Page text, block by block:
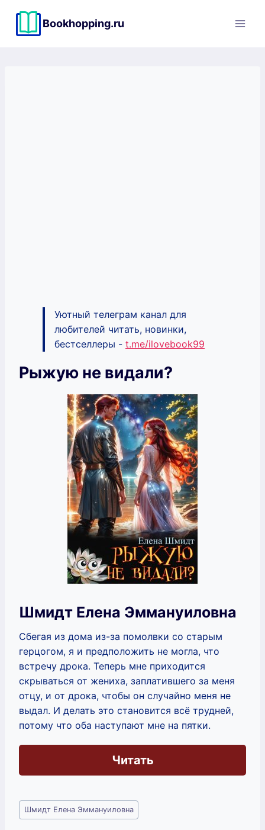
содержимому
Bookhopping.ru
Уютный телеграм канал для
любителей читать, новинки,
бестселлеры - t.me/ilovebook99
Рыжую не видали?
Шмидт Елена Эммануиловна
Сбегая из дома из-за помолвки со старым
герцогом, я и предположить не могла, что
встречу дрока. Теперь мне приходится
скрываться от жениха, заплатившего за меня
отцу, и от дрока, чтобы он случайно меня не
выдал. И делать это становится всё трудней,
потому что оба наступают мне на пятки.
Читать
Метки
записи:
Шмидт Елена Эммануиловна